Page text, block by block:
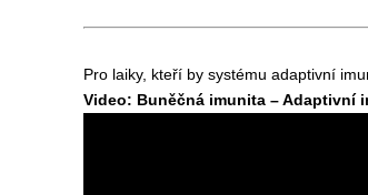
Pro laiky, kteří by systému adaptivní
Video: Buněčná imunita – Adaptivní